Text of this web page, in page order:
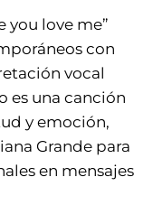
you love me”
con
vocal
es una canción
y emoción,
Grande para
en mensajes